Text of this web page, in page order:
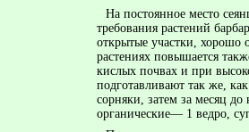
На постоянное место
требования растений
открытые участки, хорошо
растениях повышается
кислых почвах и при
подготавливают так же,
сорняки, затем за месяц
органические— 1 ведро,